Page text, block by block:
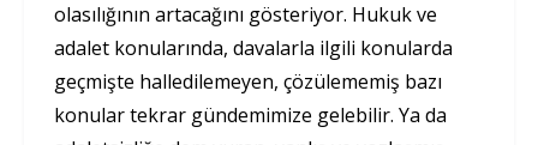
olasılığının artacağını gösteriyor. Hukuk ve
adalet konularında, davalarla ilgili konularda
geçmişte halledilemeyen, çözülememiş bazı
konular tekrar gündemimize gelebilir. Ya da